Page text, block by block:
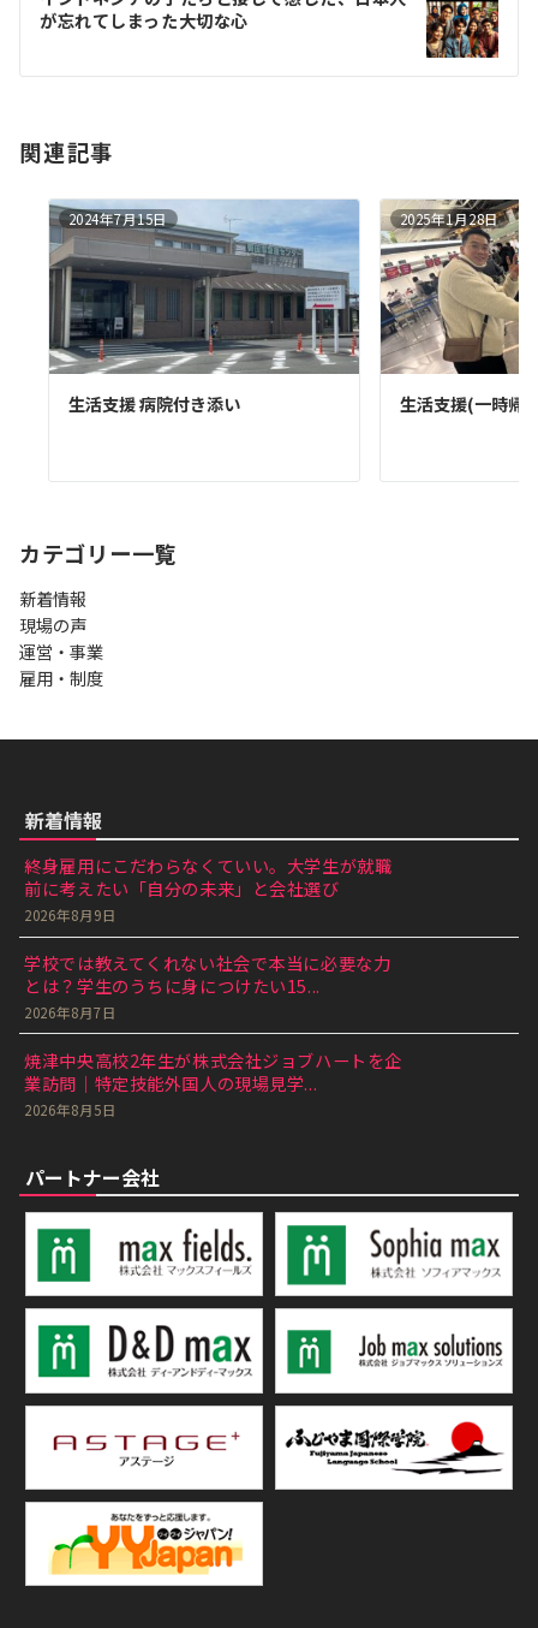
ン
が忘れてしまった大切な心
関連記事
2024年7月15日
生活支援 病院付き添い
2025年1月28日
生活支援(一時帰
カテゴリー一覧
新着情報
現場の声
運営・事業
雇用・制度
新着情報
終身雇用にこだわらなくていい。大学生が就職
前に考えたい「自分の未来」と会社選び
2026年8月9日
学校では教えてくれない社会で本当に必要な力
とは？学生のうちに身につけたい15...
2026年8月7日
焼津中央高校2年生が株式会社ジョブハートを企
業訪問｜特定技能外国人の現場見学...
2026年8月5日
パートナー会社